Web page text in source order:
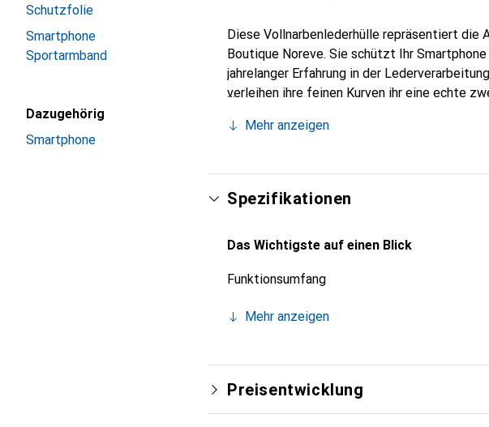
Schutzfolie
Smartphone
Sportarmband
Dazugehörig
Smartphone
Diese Vollnarbenlederhülle repräsentiert die
Boutique Noreve. Sie schützt Ihr
jahrelanger Erfahrung in der
verleihen ihre feinen Kurven ihr eine echte
eine zuverlässige Wahl für eine
Mehr anzeigen
Spezifikationen
Das Wichtigste auf einen Blick
Funktionsumfang
Mehr anzeigen
Preisentwicklung